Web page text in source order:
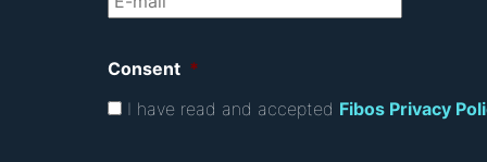
Consent *
I have read and accepted Fibos Privacy